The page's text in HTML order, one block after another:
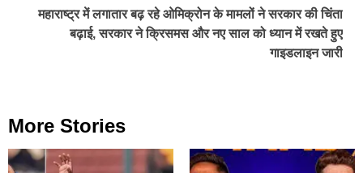
महाराष्ट्र में लगातार बढ़ रहे ओमिक्रोन के मामलों ने सरकार की चिंता
बढ़ाई, सरकार ने क्रिसमस और नए साल को ध्यान में रखते हुए
गाइडलाइन जारी
More Stories